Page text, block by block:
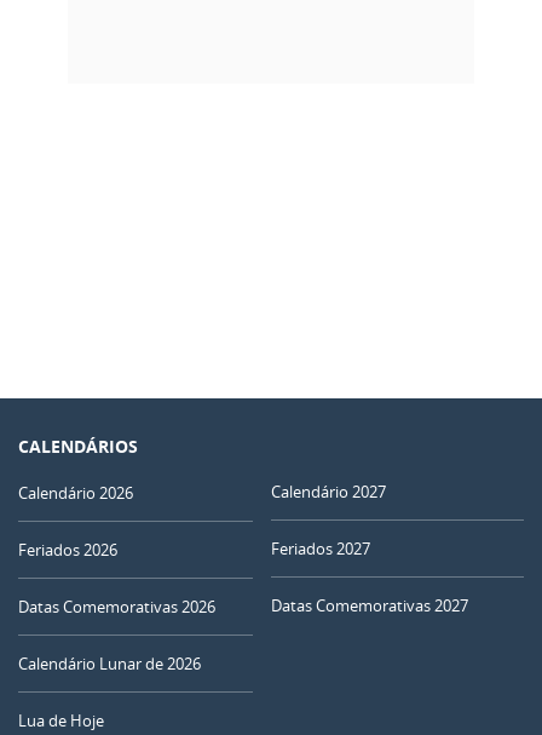
CALENDÁRIOS
Calendário 2026
Feriados 2026
Datas Comemorativas 2026
Calendário Lunar de 2026
Lua de Hoje
Calendário 2027
Feriados 2027
Datas Comemorativas 2027